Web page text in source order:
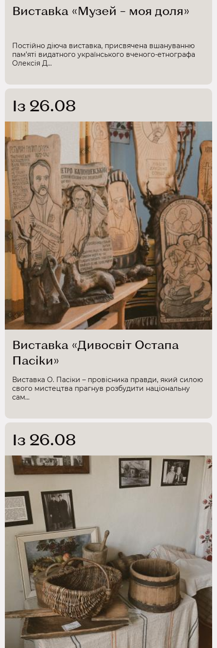
Виставка «Музей – моя доля»
Постійно діюча виставка, присвячена вшануванню
пам’яті видатного українського вченого-етнографа
Олексія Д...
Із 26.08
Виставка «Дивосвіт Остапа
Пасіки»
Виставка О. Пасіки – провісника правди, який силою
свого мистецтва прагнув розбудити національну
сам...
Із 26.08